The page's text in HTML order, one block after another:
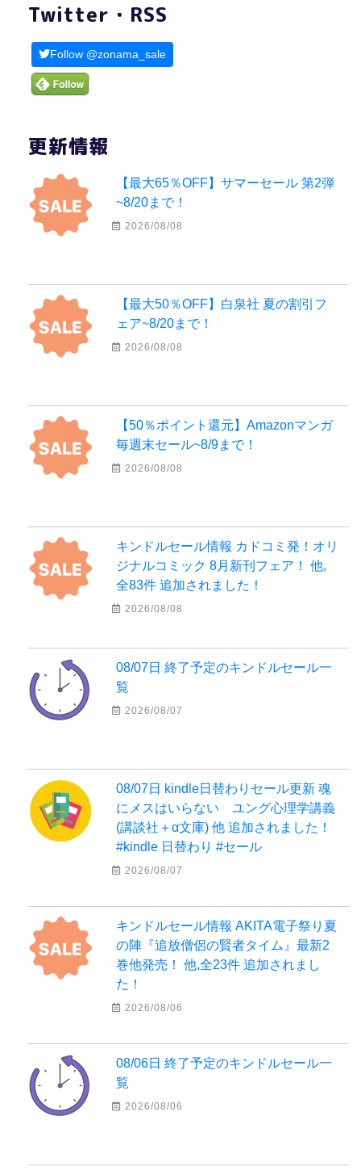
Twitter・RSS
Follow @zonama_sale
更新情報
【最大65％OFF】サマーセール 第2弾
~8/20まで！
2026/08/08
【最大50％OFF】白泉社 夏の割引フ
ェア~8/20まで！
2026/08/08
【50％ポイント還元】Amazonマンガ
毎週末セール~8/9まで！
2026/08/08
キンドルセール情報 カドコミ発！オリ
ジナルコミック 8月新刊フェア！ 他,
全83件 追加されました！
2026/08/08
08/07日 終了予定のキンドルセール一
覧
2026/08/07
08/07日 kindle日替わりセール更新 魂
にメスはいらない ユング心理学講義
(講談社＋α文庫) 他 追加されました！
#kindle 日替わり #セール
2026/08/07
キンドルセール情報 AKITA電子祭り夏
の陣『追放僧侶の賢者タイム』最新2
巻他発売！ 他,全23件 追加されまし
た！
2026/08/06
08/06日 終了予定のキンドルセール一
覧
2026/08/06